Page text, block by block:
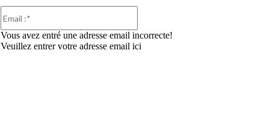
Vous avez entré une adresse email incorrecte!
Veuillez entrer votre adresse email ici